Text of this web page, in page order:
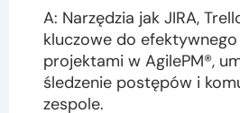
A: Narzędzia jak JIRA,
kluczowe do efektywnego
projektami w AgilePM®,
śledzenie postępów i
zespole.